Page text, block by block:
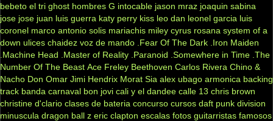
bebeto el tri ghost hombres G intocable jason mraz joaquin sabina
jose jose juan luis guerra katy perry kiss leo dan leonel garcia luis
coronel marco antonio solis mariachis miley cyrus rosana system of a
down ulices chaidez voz de mando .Fear Of The Dark .Iron Maiden
.Machine Head
.Master of Reality .Paranoid .Somewhere in Time .The
Number Of The Beast Ace Freley Beethoven Carlos Rivera Chino &
Nacho Don Omar Jimi Hendrix Morat Sia alex ubago armonica backing
track banda carnaval bon jovi cali y el dandee calle 13 chris brown
christine d'clario clases de bateria concurso cursos daft punk division
minuscula dragon ball z eric clapton escalas fotos guitarristas famosos